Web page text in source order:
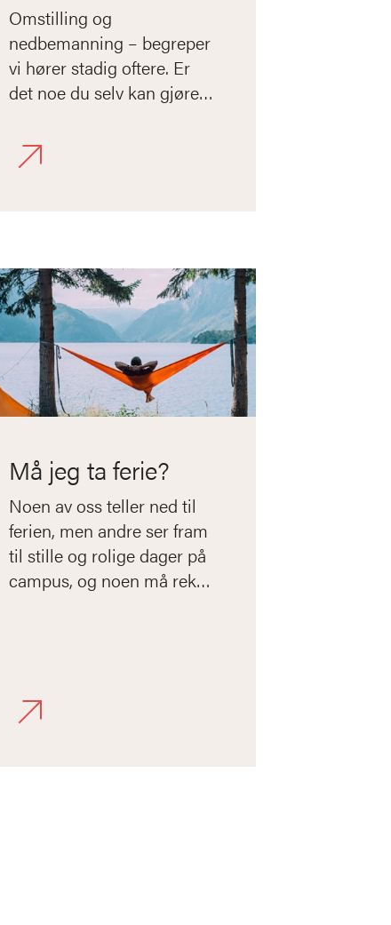
Omstilling og
nedbemanning – begreper
vi hører stadig oftere. Er
det noe du selv kan gjøre i
omstillingsspøkelset?
Må jeg ta ferie?
Noen av oss teller ned til
ferien, men andre ser fram
til stille og rolige dager på
campus, og noen må rekke